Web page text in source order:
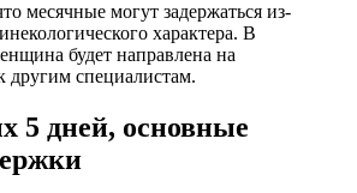
месячные могут задержаться из-
характера. В
будет направлена на
другим специалистам.
5 дней, основные